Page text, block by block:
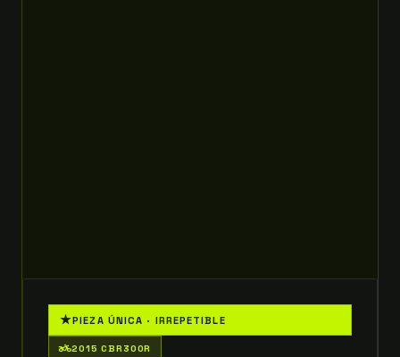
★PIEZA ÚNICA · IRREPETIBLE
two_wheeler2015 CBR300R